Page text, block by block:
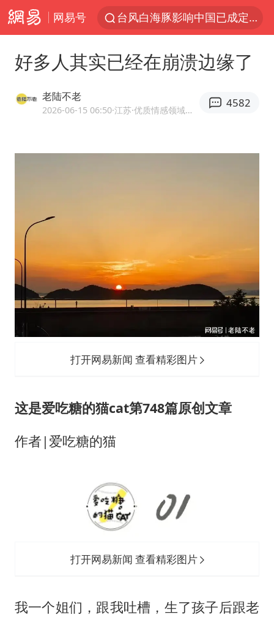
网易号
台风白海豚影响中国已成定局
台风白海豚即将进入48小时警戒线
郑国霖回应去景区上班被保安拦下
关之琳否认与27岁模特的恋情
多地要求领导干部带头休假
好多人其实已经在崩溃边缘了
老陆不老
2026-06-15 06:50·江苏 ·优质情感领域创作者
4582
打开网易新闻 查看精彩图片
这是爱吃糖的猫cat第748篇原创文章
作者|爱吃糖的猫
打开网易新闻 查看精彩图片
我一个姐们，跟我吐槽，生了孩子后跟老